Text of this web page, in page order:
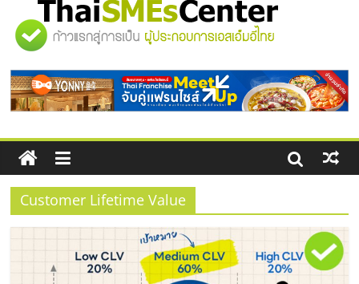
สัมมนาออนไลน์ โอกาสบริหารสถานี
บริการน้ำมัน Shell
สัมมนาลงทุน แฟรนไชส์ยอนนี่
ไชส์ ครั้งที่ 8
ร้านเครื่องเสียงคุณภาพสูง พร้อม
โซลูชันระบบภาพและเสียง
"ศูนย์
รวม
ข้อมูล
ธุรกิจ
SME
แห่ง
Customer Lifetime Value